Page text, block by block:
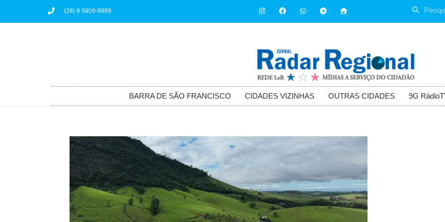
(28) 9 9909-9999
BARRA DE SÃO FRANCISCO CIDADES VIZINHAS OUTRAS CIDADES 9G